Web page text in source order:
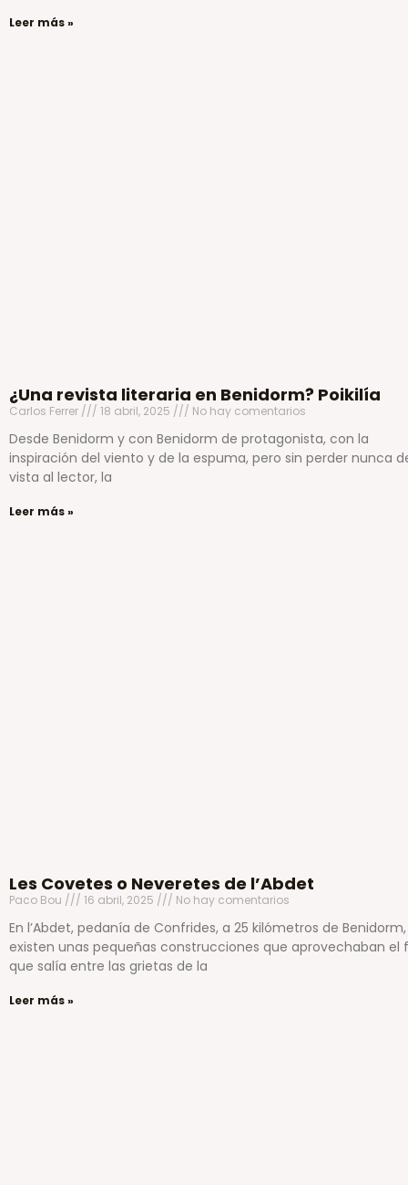
Leer más »
¿Una revista literaria en Benidorm? Poikilía
Carlos Ferrer 18 abril, 2025 No hay comentarios
Desde Benidorm y con Benidorm de protagonista, con la
inspiración del viento y de la espuma, pero sin perder nunca
vista al lector, la
Leer más »
Les Covetes o Neveretes de l’Abdet
Paco Bou 16 abril, 2025 No hay comentarios
En l’Abdet, pedanía de Confrides, a 25 kilómetros de Benidorm,
existen unas pequeñas construcciones que aprovechaban el
que salía entre las grietas de la
Leer más »